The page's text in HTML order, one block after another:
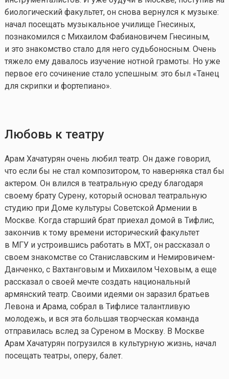
биологический факультет, он снова вернулся к музыке:
начал посещать музыкальное училище Гнесиных,
познакомился с Михаилом Фабиановичем Гнесиным,
и это знакомство стало для него судьбоносным. Очень
тяжело ему давалось изучение нотной грамоты. Но уже
первое его сочинение стало успешным: это был «Танец
для скрипки и фортепиано».
Любовь к театру
Арам Хачатурян очень любил театр. Он даже говорил,
что если бы не стал композитором, то наверняка стал бы
актером. Он влился в театральную среду благодаря
своему брату Сурену, который основал театральную
студию при Доме культуры Советской Армении в
Москве. Когда старший брат приехал домой в Тифлис,
закончив к тому времени исторический факультет
в МГУ и устроившись работать в МХТ, он рассказал о
своем знакомстве со Станиславским и Немировичем-
Данченко, с Вахтанговым и Михаилом Чеховым, а еще
рассказал о своей мечте создать национальный
армянский театр. Своими идеями он заразил братьев
Левона и Арама, собрал в Тифлисе талантливую
молодежь, и вся эта большая творческая команда
отправилась вслед за Суреном в Москву. В Москве
Арам Хачатурян погрузился в культурную жизнь, начал
посещать театры, оперу, балет.